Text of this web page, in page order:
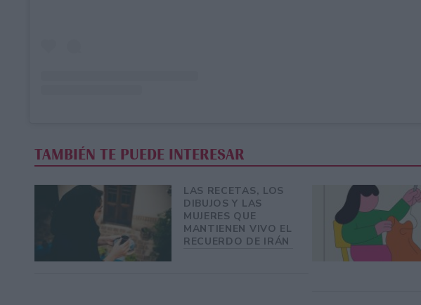
TAMBIÉN TE PUEDE INTERESAR
LAS RECETAS, LOS
DIBUJOS Y LAS
MUJERES QUE
MANTIENEN VIVO EL
RECUERDO DE IRÁN